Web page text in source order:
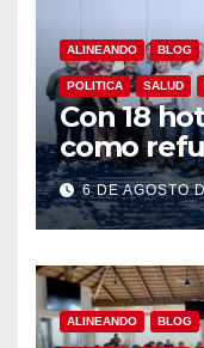
ALINEANDO BLOG
POLITICA SALUD
Con 18
como
Gobierno
refuerza
garantiza
6 DE AGOSTO
ALINEANDO BLOG